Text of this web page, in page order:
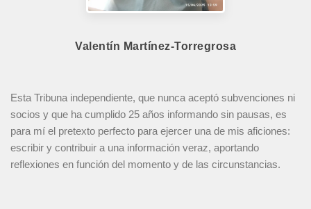
Valentín Martínez-Torregrosa
Esta Tribuna independiente, que nunca aceptó subvenciones ni
socios y que ha cumplido 25 años informando sin pausas, es
para mí el pretexto perfecto para ejercer una de mis aficiones:
escribir y contribuir a una información veraz, aportando
reflexiones en función del momento y de las circunstancias.